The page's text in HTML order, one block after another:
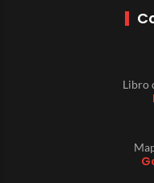
Libro